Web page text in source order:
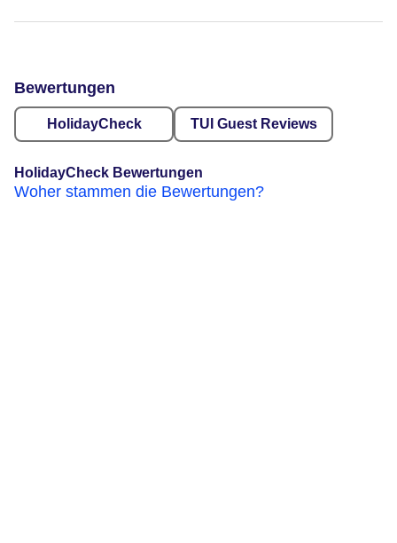
Bewertungen
HolidayCheck TUI Guest Reviews
HolidayCheck Bewertungen
Woher stammen die Bewertungen?